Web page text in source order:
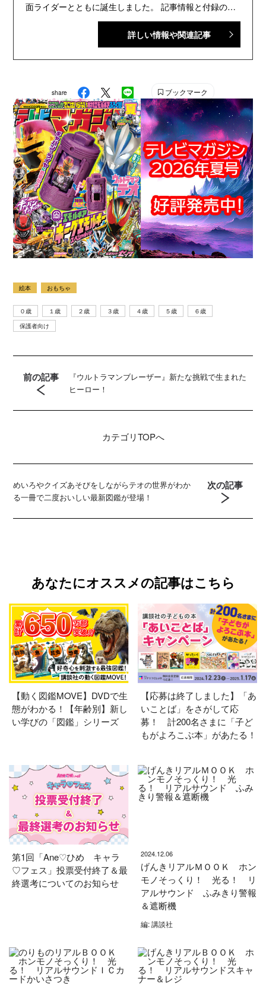
面ライダーとともに誕生しました。 記事情報と付録の詳
細は、YouTubeの『テレビマガジン 公式動画チャンネ
ル』で配信中。講談社発行の幼年・児童・少年・少女向
雑誌です。 【SNS】 X（旧Twitter）：@tele_maga
Instagram：＠tele_maga
詳しい情報や関連記事
share ブックマーク
絵本 おもちゃ
０歳 １歳 ２歳 ３歳 ４歳 ５歳
６歳
保護者向け
前の記事
『ウルトラマンブレーザー』新たな挑戦で生まれた
ヒーロー！
カテゴリTOPへ
めいろやクイズあそびをしながらテオの世界がわか
る一冊で二度おいしい最新図鑑が登場！
次の記事
あなたにオススメの記事はこちら
【動く図鑑MOVE】DVDで生
態がわかる！【年齢別】新し
い学びの「図鑑」シリーズ
【応募は終了しました】「あ
いことば」をさがして応
募！ 計200名さまに「子ど
もがよろこぶ本」があたる！
第1回「Ane♡ひめ キャラ
♡フェス」投票受付終了＆最
終選考についてのお知らせ
2024.12.06
げんきリアルＭＯＯＫ ホン
モノそっくり！ 光る！ リ
アルサウンド ふみきり警報
＆遮断機
編: 講談社